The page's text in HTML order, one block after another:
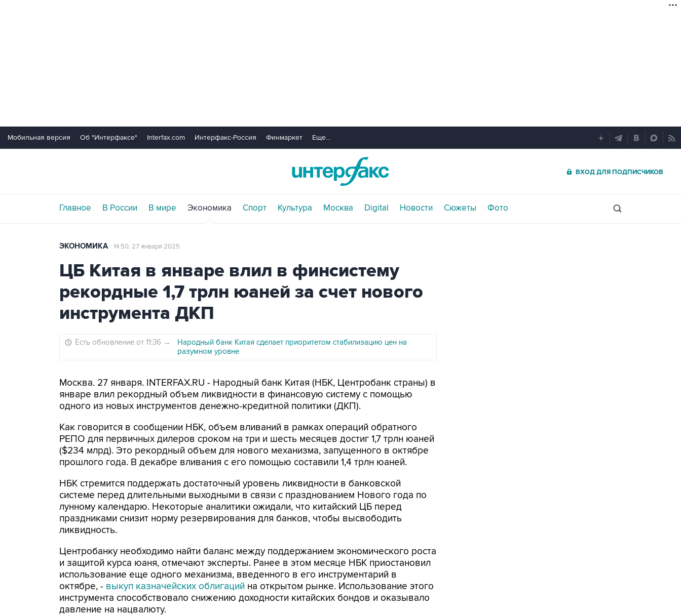
Мобильная версия Об "Интерфаксе" Interfax.com Интерфакс-Россия Финмаркет Еще...
ВХОД ДЛЯ ПОДПИСЧИКОВ
Главное В России В мире Экономика Спорт Культура Москва Digital Новости Сюжеты Фото
ЭКОНОМИКА 14:50, 27 января 2025
ЦБ Китая в январе влил в финсистему
рекордные 1,7 трлн юаней за счет нового
инструмента ДКП
Есть обновление от 11:36 →
Народный банк Китая сделает приоритетом стабилизацию цен на
разумном уровне
Москва. 27 января. INTERFAX.RU - Народный банк Китая (НБК, Центробанк страны) в
январе влил рекордный объем ликвидности в финансовую систему с помощью
одного из новых инструментов денежно-кредитной политики (ДКП).
Как говорится в сообщении НБК, объем вливаний в рамках операций обратного
РЕПО для первичных дилеров сроком на три и шесть месяцев достиг 1,7 трлн юаней
($234 млрд). Это рекордный объем для нового механизма, запущенного в октябре
прошлого года. В декабре вливания с его помощью составили 1,4 трлн юаней.
НБК стремится поддержать достаточный уровень ликвидности в банковской
системе перед длительными выходными в связи с празднованием Нового года по
лунному календарю. Некоторые аналитики ожидали, что китайский ЦБ перед
праздниками снизит норму резервирования для банков, чтобы высвободить
ликвидность.
Центробанку необходимо найти баланс между поддержанием экономического роста
и защитой курса юаня, отмечают эксперты. Ранее в этом месяце НБК приостановил
использование еще одного механизма, введенного в его инструментарий в
октябре, - выкуп казначейских облигаций на открытом рынке. Использование этого
инструмента способствовало снижению доходности китайских бондов и оказывало
давление на нацвалюту.